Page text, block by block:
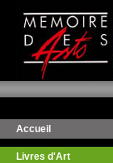
Accueil
Livres d'Art